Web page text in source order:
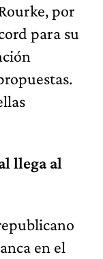
por
para su
llega al
en el